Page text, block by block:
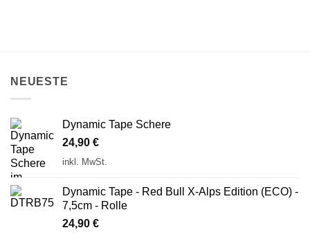
NEUESTE
Dynamic Tape Schere
24,90 €
inkl. MwSt.
Dynamic Tape - Red Bull X-Alps Edition (ECO) -
7,5cm - Rolle
24,90 €